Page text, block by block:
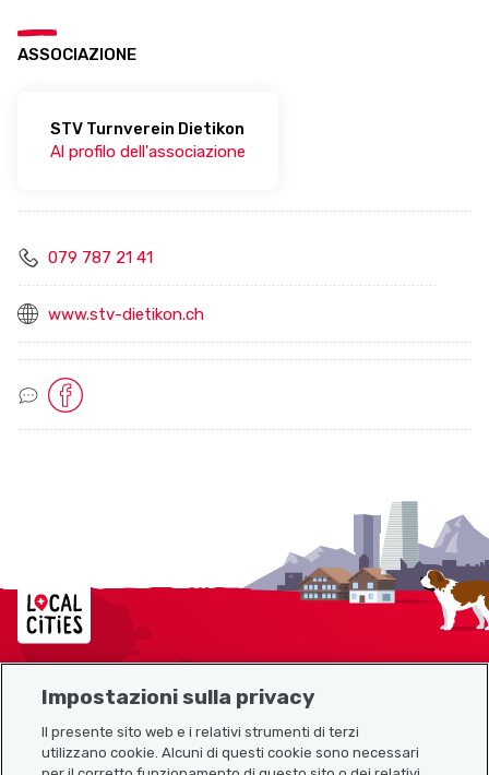
ASSOCIAZIONE
STV Turnverein Dietikon
Al profilo dell'associazione
079 787 21 41
www.stv-dietikon.ch
Socialmedia Links
Localcities
Impostazioni sulla privacy
Il presente sito web e i relativi strumenti di terzi
utilizzano cookie. Alcuni di questi cookie sono necessari